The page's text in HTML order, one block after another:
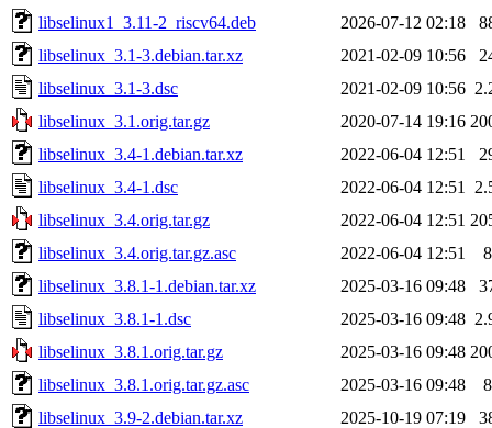
libselinux1_3.11-2_riscv64.deb
2026-07-12 02:18
libselinux_3.1-3.debian.tar.xz
2021-02-09 10:56
libselinux_3.1-3.dsc
2021-02-09 10:56
libselinux_3.1.orig.tar.gz
2020-07-14 19:16
libselinux_3.4-1.debian.tar.xz
2022-06-04 12:51
libselinux_3.4-1.dsc
2022-06-04 12:51
libselinux_3.4.orig.tar.gz
2022-06-04 12:51
libselinux_3.4.orig.tar.gz.asc
2022-06-04 12:51
libselinux_3.8.1-1.debian.tar.xz
2025-03-16 09:48
libselinux_3.8.1-1.dsc
2025-03-16 09:48
libselinux_3.8.1.orig.tar.gz
2025-03-16 09:48
libselinux_3.8.1.orig.tar.gz.asc
2025-03-16 09:48
libselinux_3.9-2.debian.tar.xz
2025-10-19 07:19